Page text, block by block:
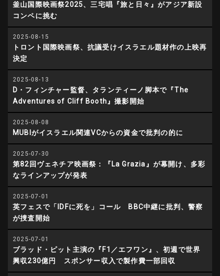
釜山国際映画祭2025、三宅唱『旅と日々』がアジア新設
コンペに挑む
2025-08-15
トロント国際映画祭、抗議受けイスラエル題材作の上映再
決定
2025-08-13
D・フィンチャー監督、タランティーノ脚本で『The
Adventures of Cliff Booth』撮影開始
2025-08-08
MUBIがイスラエル関連VCからの資金で批判の的に
2025-07-30
第82回ヴェネチア映画祭：『La Grazia』が幕開け、多彩
なラインアップが発表
2025-07-01
英フェスで「IDFに死を」コール BBC中継に批判、警察
が捜査開始
2025-07-01
ブラッド・ピット主演の『F1／エフワン』、初週で世界
興収230億円 スポンサー収入で製作費一部回収